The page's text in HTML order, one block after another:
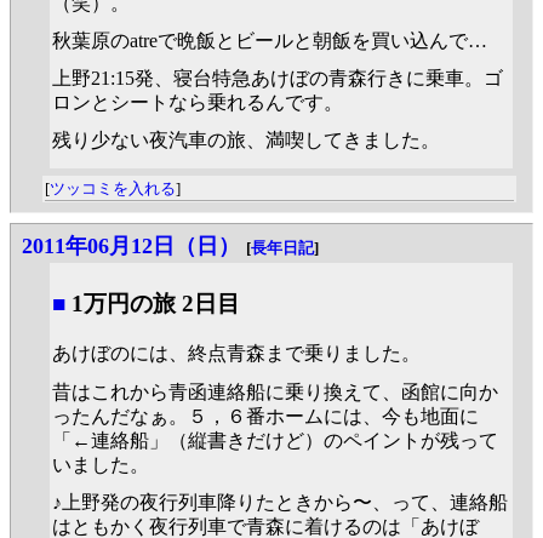
秋葉原のatreで晩飯とビールと朝飯を買い込んで…
上野21:15発、寝台特急あけぼの青森行きに乗車。ゴ
ロンとシートなら乗れるんです。
残り少ない夜汽車の旅、満喫してきました。
[ツッコミを入れる]
2011年06月12日（日） [長年日記]
■ 1万円の旅 2日目
あけぼのには、終点青森まで乗りました。
昔はこれから青函連絡船に乗り換えて、函館に向か
ったんだなぁ。５，６番ホームには、今も地面に
「←連絡船」（縦書きだけど）のペイントが残って
いました。
♪上野発の夜行列車降りたときから〜、って、連絡船
はともかく夜行列車で青森に着けるのは「あけぼ